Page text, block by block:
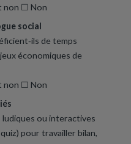
☐ Non
social
de temps
économiques de
☐ Non
ludiques ou interactives
pour travailler bilan,